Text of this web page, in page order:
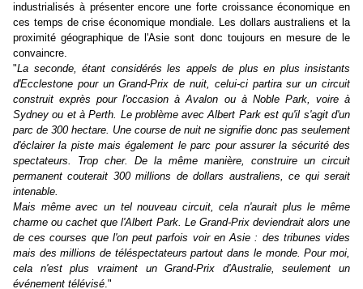
industrialisés à présenter encore une forte croissance économique en
ces temps de crise économique mondiale. Les dollars australiens et la
proximité géographique de l'Asie sont donc toujours en mesure de le
convaincre.
"La seconde, étant considérés les appels de plus en plus insistants
d'Ecclestone pour un Grand-Prix de nuit, celui-ci partira sur un circuit
construit exprès pour l'occasion à Avalon ou à Noble Park, voire à
Sydney ou et à Perth. Le problème avec Albert Park est qu'il s'agit d'un
parc de 300 hectare. Une course de nuit ne signifie donc pas seulement
d'éclairer la piste mais également le parc pour assurer la sécurité des
spectateurs. Trop cher. De la même manière, construire un circuit
permanent couterait 300 millions de dollars australiens, ce qui serait
intenable.
Mais même avec un tel nouveau circuit, cela n'aurait plus le même
charme ou cachet que l'Albert Park. Le Grand-Prix deviendrait alors une
de ces courses que l'on peut parfois voir en Asie : des tribunes vides
mais des millions de téléspectateurs partout dans le monde. Pour moi,
cela n'est plus vraiment un Grand-Prix d'Australie, seulement un
événement télévisé."